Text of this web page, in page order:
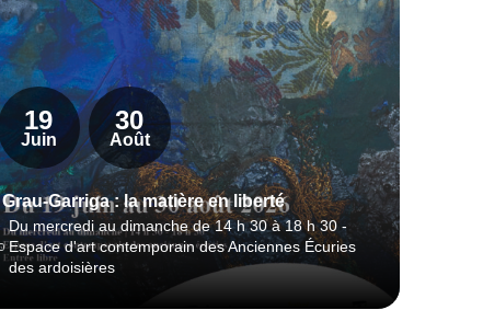
19
Juin
30
Août
Grau-Garriga : la matière en liberté
Du mercredi au dimanche de 14 h 30 à 18 h 30 -
Espace d'art contemporain des Anciennes Écuries
des ardoisières